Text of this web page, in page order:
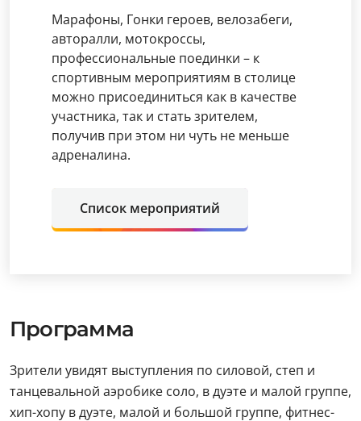
Марафоны, Гонки героев, велозабеги,
авторалли, мотокроссы,
профессиональные поединки – к
спортивным мероприятиям в столице
можно присоединиться как в качестве
участника, так и стать зрителем,
получив при этом ни чуть не меньше
адреналина.
Список мероприятий
Программа
Зрители увидят выступления по силовой, степ и
танцевальной аэробике соло, в дуэте и малой группе,
хип-хопу в дуэте, малой и большой группе, фитнес-